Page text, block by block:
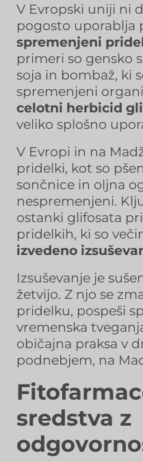
V Evropski uniji ni
pogosto uporablja
spremenjeni
primeri so gensko
soja in bombaž, ki
spremenjeni
celotni herbicid
veliko splošno
V Evropi in na
pridelki, kot so
sončnice in oljna
nespremenjeni.
ostanki glifosata
pridelkih, ki so
izvedeno
Izsuševanje je
žetvijo. Z njo se
pridelku, pospeši
vremenska
običajna praksa v
podnebjem, na
sredstva z